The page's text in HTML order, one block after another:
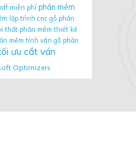
miễn phí phần mềm
lập trình cnc gỗ phần
thất phần mềm thiết kế
mềm tính ván gỗ phần
ưu cắt ván
Optimizers